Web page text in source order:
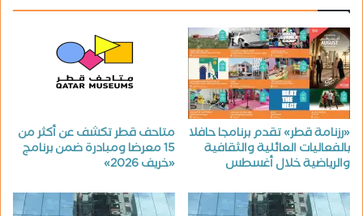
«رزنامة قطر» تقدم برنامجا حافلا
بالفعاليات العائلية والثقافية
والرياضية خلال أغسطس
متاحف قطر تكشف عن أكثر من
15 معرضا ومبادرة ضمن برنامج
«خريف 2026»